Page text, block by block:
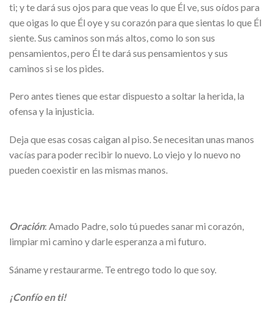
ti; y te dará sus ojos para que veas lo que Él ve, sus oídos para
que oigas lo que Él oye y su corazón para que sientas lo que Él
siente. Sus caminos son más altos, como lo son sus
pensamientos, pero Él te dará sus pensamientos y sus
caminos si se los pides.
Pero antes tienes que estar dispuesto a soltar la herida, la
ofensa y la injusticia.
Deja que esas cosas caigan al piso. Se necesitan unas manos
vacías para poder recibir lo nuevo. Lo viejo y lo nuevo no
pueden coexistir en las mismas manos.
Oración: Amado Padre, solo tú puedes sanar mi corazón,
limpiar mi camino y darle esperanza a mi futuro.
Sáname y restaurarme. Te entrego todo lo que soy.
¡Confío en ti!